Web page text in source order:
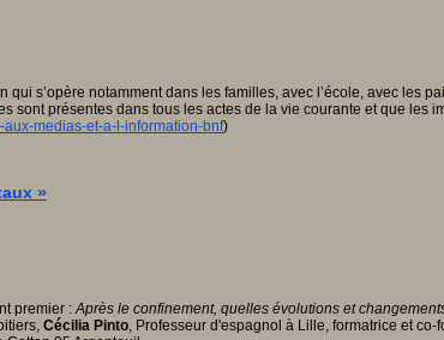
s’opère notamment dans les familles, avec l’école, avec les
sont présentes dans tous les actes de la vie courante et que les
medias-et-a-l-information-bnf)
»
premier :Après le confinement, quelles évolutions et
Cécilia Pinto, Professeur d'espagnol à Lille, formatrice et